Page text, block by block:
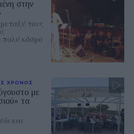
στην
τους
πολύ κόσμο
ΧΡΟΝΟΣ
με
τα
και